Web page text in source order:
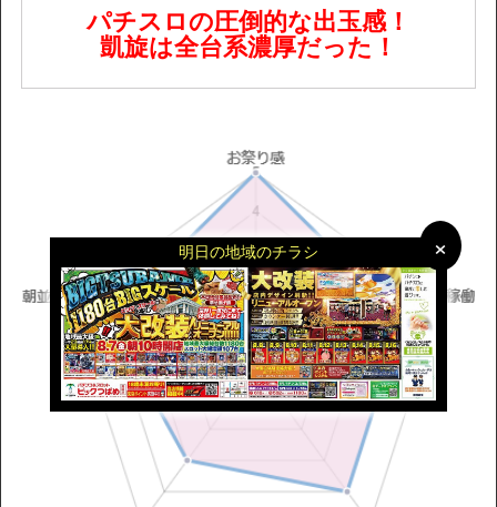
×
×
明日の地域のチラシ
パチスロの圧倒的な出玉感！
凱旋は全台系濃厚だった！